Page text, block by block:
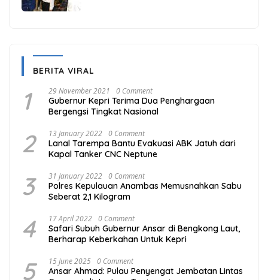
BERITA VIRAL
1 29 November 2021 0 Comment
Gubernur Kepri Terima Dua Penghargaan
Bergengsi Tingkat Nasional
2 13 January 2022 0 Comment
Lanal Tarempa Bantu Evakuasi ABK Jatuh dari
Kapal Tanker CNC Neptune
3 31 January 2022 0 Comment
Polres Kepulauan Anambas Memusnahkan Sabu
Seberat 2,1 Kilogram
4 17 April 2022 0 Comment
Safari Subuh Gubernur Ansar di Bengkong Laut,
Berharap Keberkahan Untuk Kepri
5 15 June 2025 0 Comment
Ansar Ahmad: Pulau Penyengat Jembatan Lintas